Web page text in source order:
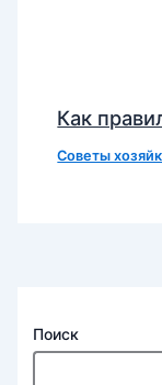
Как
Советы
Поиск